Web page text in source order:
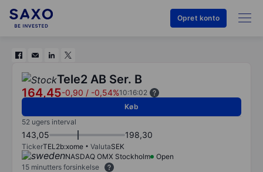
Opret konto
Tele2 AB Ser. B
164,45-0,90 / -0,54%10:16:02
Køb
52 ugers interval
143,05 198,30
TickerTEL2b:xome ValutaSEK
NASDAQ OMX Stockholm
Open
15 minutters forsinkelse